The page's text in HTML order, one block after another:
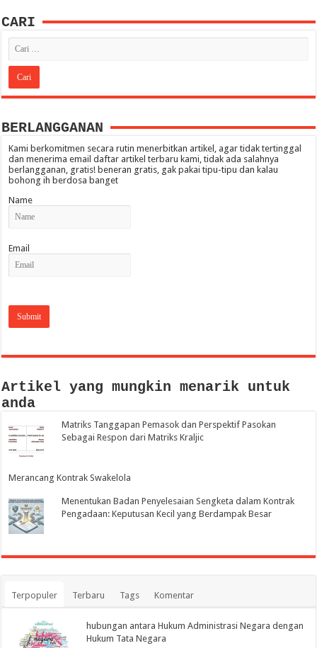
CARI
BERLANGGANAN
Kami berkomitmen secara rutin menerbitkan artikel, agar tidak tertinggal
dan menerima email daftar artikel terbaru kami, tidak ada salahnya
berlangganan, gratis! beneran gratis, gak pakai tipu-tipu dan kalau
bohong ih berdosa banget
Name
Email
Artikel yang mungkin menarik untuk
anda
Matriks Tanggapan Pemasok dan Perspektif Pasokan
Sebagai Respon dari Matriks Kraljic
Merancang Kontrak Swakelola
Menentukan Badan Penyelesaian Sengketa dalam Kontrak
Pengadaan: Keputusan Kecil yang Berdampak Besar
Terpopuler Terbaru Tags Komentar
hubungan antara Hukum Administrasi Negara dengan
Hukum Tata Negara